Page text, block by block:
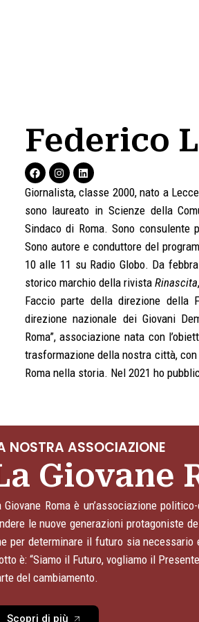
Federico
F
a
c
e
b
o
I
n
s
t
a
r
a
m
L
i
n
k
e
i
Giornalista, classe 2000, nato a
sono laureato in Scienze della
Sindaco di Roma. Sono consulente
Sono autore e conduttore del
10 alle 11 su Radio Globo. Da
storico marchio della rivista Rinascita
Faccio parte della direzione della
direzione nazionale dei Giovani
Roma”, associazione nata con
trasformazione della nostra città,
Roma nella storia. Nel 2021 ho
NOSTRA ASSOCIAZIONE
Giovane
Giovane Roma è un’associazione
le nuove generazioni protagoniste
per determinare il futuro sia
è: “Siamo il Futuro, vogliamo il
del cambiamento.
Scopri di più